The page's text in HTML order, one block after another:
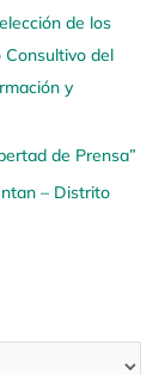
de los
Consultivo del
y
de Prensa”
– Distrito